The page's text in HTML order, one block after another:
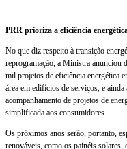
PRR prioriza a eficiência
No que diz respeito à transição
reprogramação, a Ministra anunciou
mil projetos de eficiência energética
área em edifícios de serviços, e
acompanhamento de projetos de
simplificada aos consumidores.
Os próximos anos serão, portanto,
renováveis, como os painéis solares,